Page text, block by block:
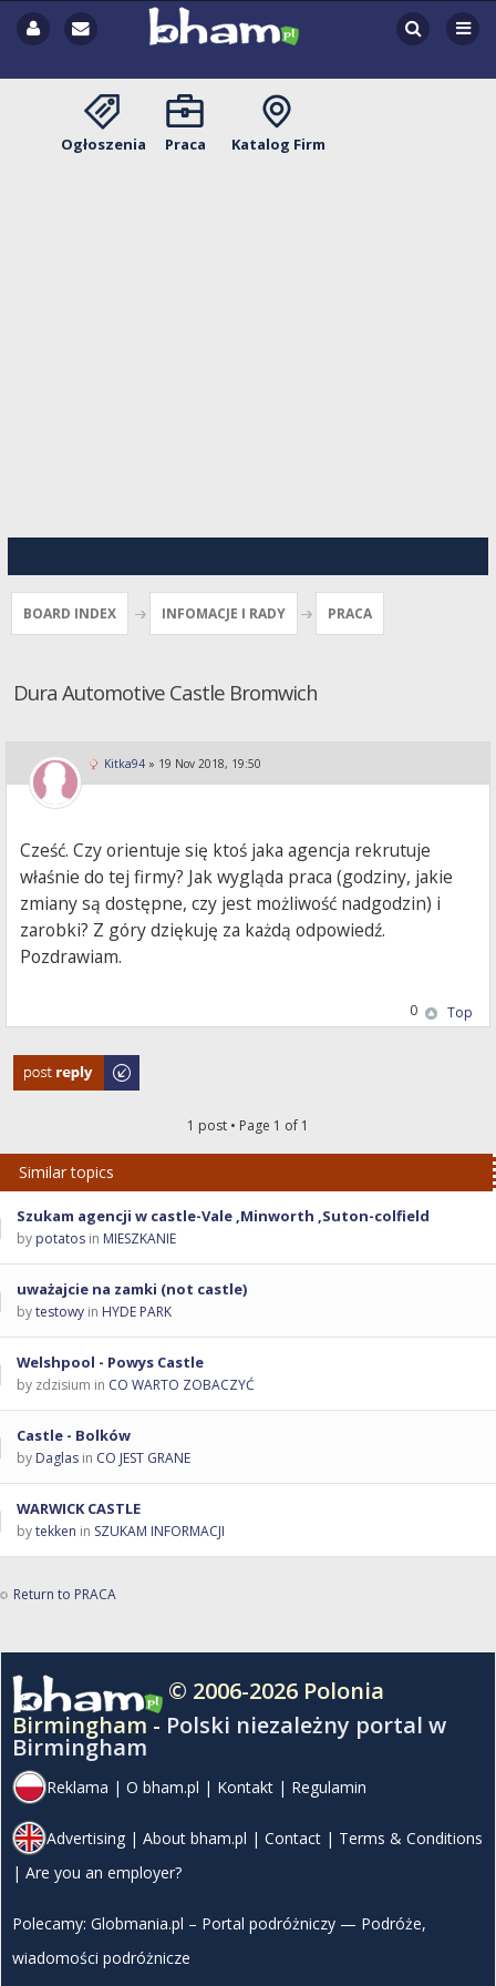
Ogłoszenia Praca Katalog Firm
BOARD INDEX INFOMACJE I RADY PRACA
Dura Automotive Castle Bromwich
Kitka94 » 19 Nov 2018, 19:50
Cześć. Czy orientuje się ktoś jaka agencja rekrutuje
właśnie do tej firmy? Jak wygląda praca (godziny, jakie
zmiany są dostępne, czy jest możliwość nadgodzin) i
zarobki? Z góry dziękuję za każdą odpowiedź.
Pozdrawiam.
Top
0
Post a reply
1 post • Page 1 of 1
Similar topics
Szukam agencji w castle-Vale ,Minworth ,Suton-colfield
by potatos in MIESZKANIE
uważajcie na zamki (not castle)
bytestowy in HYDE PARK
Welshpool - Powys Castle
by zdzisium in CO WARTO ZOBACZYĆ
Castle - Bolków
by Daglas in CO JEST GRANE
WARWICK CASTLE
bytekken in SZUKAM INFORMACJI
Return to PRACA
© 2006-2026 Polonia
Birmingham - Polski niezależny portal w
Birmingham
Reklama | O bham.pl | Kontakt | Regulamin
Advertising | About bham.pl | Contact | Terms & Conditions
| Are you an employer?
Polecamy: Globmania.pl – Portal podróżniczy — Podróże,
wiadomości podróżnicze